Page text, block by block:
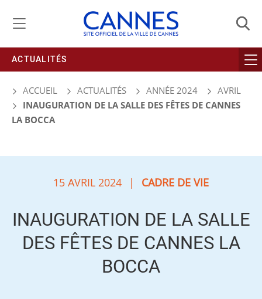
ACTUALITÉS
ACCUEIL ACTUALITÉS ANNÉE 2024
AVRIL
INAUGURATION DE LA SALLE DES FÊTES DE CANNES
LA BOCCA
15 AVRIL 2024 | CADRE DE VIE
INAUGURATION DE LA SALLE
DES FÊTES DE CANNES LA
BOCCA